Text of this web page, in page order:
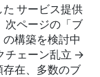
サービス提供
次ページの「ブ
構築を検討中
チェーン乱⽴ →
存在、多数のブ